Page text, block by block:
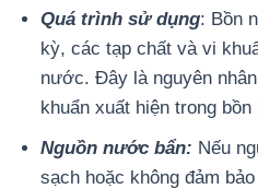
Quá trình sử dụng: Bồn
kỳ, các tạp chất và vi
nước. Đây là nguyên
khuẩn xuất hiện trong
Nguồn nước bẩn: Nếu
sạch hoặc không đảm